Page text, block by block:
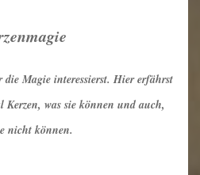
Magie interessierst. Hier erfährst
was sie können und auch,
nicht können.